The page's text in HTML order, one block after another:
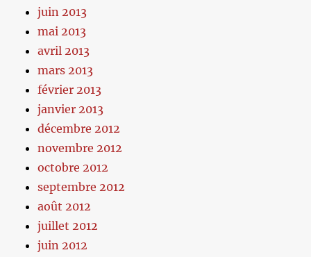
juin 2013
mai 2013
avril 2013
mars 2013
février 2013
janvier 2013
décembre 2012
novembre 2012
octobre 2012
septembre 2012
août 2012
juillet 2012
juin 2012